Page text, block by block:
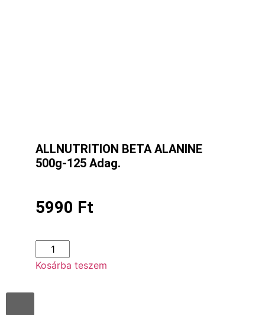
ALLNUTRITION BETA ALANINE
500g-125 Adag.
5990 Ft
Kosárba teszem